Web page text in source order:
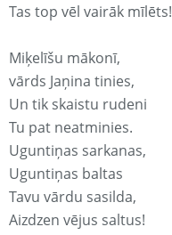
Tas top vēl vairāk mīlēts!
Miķelīšu mākonī,
vārds Jaņina tinies,
Un tik skaistu rudeni
Tu pat neatminies.
Uguntiņas sarkanas,
Uguntiņas baltas
Tavu vārdu sasilda,
Aizdzen vējus saltus!